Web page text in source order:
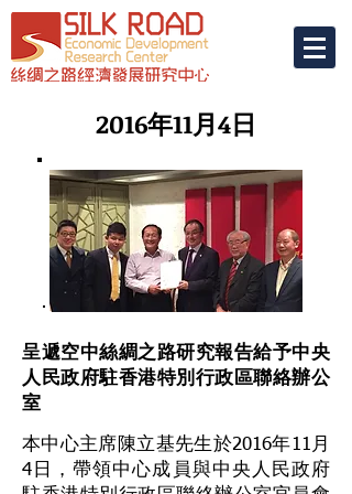
2016年11月4日
呈遞空中絲綢之路研究報告給予中央
人民政府駐香港特別行政區聯絡辦公
室
本中心主席陳立基先生於2016年11月
4日，帶領中心成員與中央人民政府